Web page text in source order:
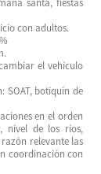
santa, fiestas
con adultos.
el vehículo
SOAT, botiquín de
en el orden
nivel de los ríos,
relevante las
coordinación con